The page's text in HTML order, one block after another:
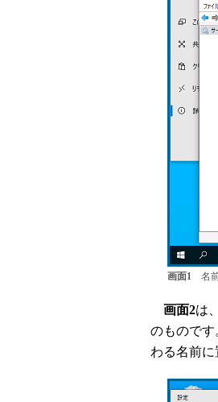
画面1名前
画面2は
のものです
わる名前に